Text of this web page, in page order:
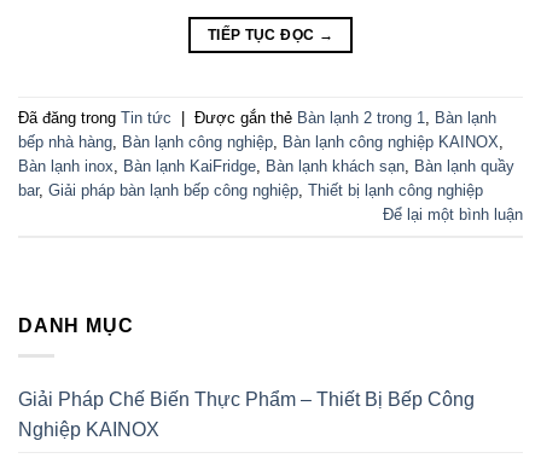
TIẾP TỤC ĐỌC →
Đã đăng trong Tin tức | Được gắn thẻ Bàn lạnh 2 trong 1
Bàn lạnh
bếp nhà hàng Bàn lạnh công nghiệp Bàn lạnh công nghiệp KAINOX
Bàn lạnh inox
Bàn lạnh KaiFridge Bàn lạnh khách sạn Bàn lạnh quầy
bar, Giải pháp bàn lạnh bếp công nghiệp Thiết bị lạnh công nghiệp
Để lại một bình luận
DANH MỤC
Giải Pháp Chế Biến Thực Phẩm – Thiết Bị Bếp Công
Nghiệp KAINOX